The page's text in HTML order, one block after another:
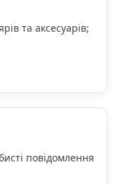
та аксесуарів;
повідомлення